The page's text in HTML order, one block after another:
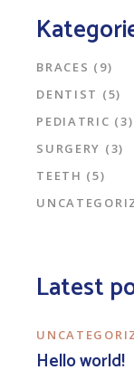
BRACES (9)
DENTIST (5)
PEDIATRIC (3)
SURGERY (3)
TEETH (5)
Latest
Hello world!